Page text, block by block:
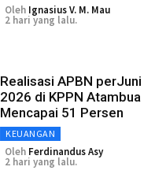
Oleh Ignasius V. M. Mau
2 hari yang lalu.
Realisasi APBN perJuni
2026 di KPPN Atambua
Mencapai 51 Persen
KEUANGAN
Oleh Ferdinandus Asy
2 hari yang lalu.